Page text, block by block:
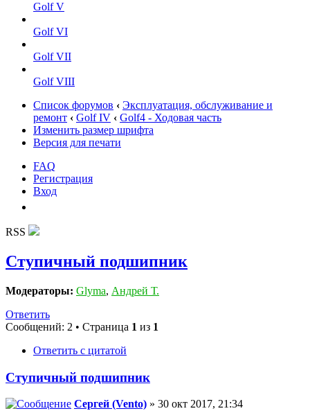
Golf V
Golf VI
Golf VII
Golf VIII
Список форумов ‹ Эксплуатация, обслуживание и
ремонт ‹ Golf IV ‹ Golf4 - Ходовая часть
Изменить размер шрифта
Версия для печати
FAQ
Регистрация
Вход
RSS
Ступичный подшипник
Модераторы: Glyma, Андрей Т.
Ответить
Сообщений: 2 • Страница 1 из 1
Ответить с цитатой
Ступичный подшипник
Сергей (Vento) » 30 окт 2017, 21:34